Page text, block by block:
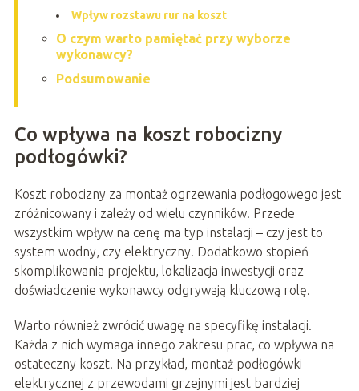
Wpływ rozstawu rur na koszt
O czym warto pamiętać przy wyborze
wykonawcy?
Podsumowanie
Co wpływa na koszt robocizny
podłogówki?
Koszt robocizny za montaż ogrzewania podłogowego jest
zróżnicowany i zależy od wielu czynników. Przede
wszystkim wpływ na cenę ma typ instalacji – czy jest to
system wodny, czy elektryczny. Dodatkowo stopień
skomplikowania projektu, lokalizacja inwestycji oraz
doświadczenie wykonawcy odgrywają kluczową rolę.
Warto również zwrócić uwagę na specyfikę instalacji.
Każda z nich wymaga innego zakresu prac, co wpływa na
ostateczny koszt. Na przykład, montaż podłogówki
elektrycznej z przewodami grzejnymi jest bardziej